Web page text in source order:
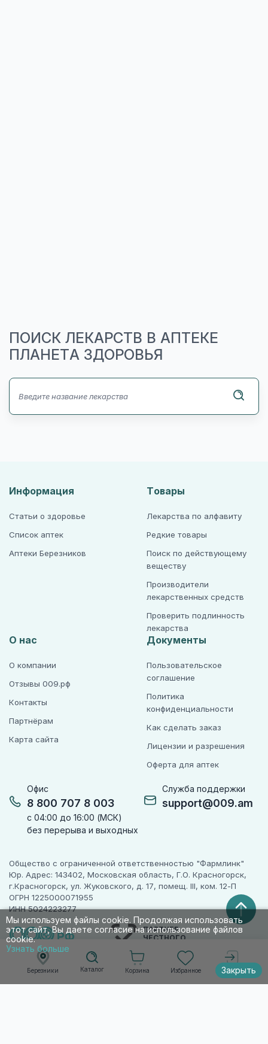
Березники Каталог Корзина Избранное Войти
ПОИСК ЛЕКАРСТВ В АПТЕКЕ
ПЛАНЕТА ЗДОРОВЬЯ
Мы используем файлы cookie. Продолжая использовать
этот сайт, Вы даете согласие на использование файлов
cookie.
Узнать больше
Закрыть
Офис
8 800 707 8 003
с 04:00 до 16:00 (МСК)
без перерыва и выходных
Служба поддержки
support@009.am
Информация
Статьи о здоровье
Список аптек
Аптеки Березников
Товары
Лекарства по алфавиту
Редкие товары
Поиск по действующему
веществу
Производители
лекарственных средств
Проверить подлинность
лекарства
О нас
О компании
Отзывы 009.рф
Контакты
Партнёрам
Карта сайта
Документы
Пользовательское
соглашение
Политика
конфиденциальности
Как сделать заказ
Лицензии и разрешения
Оферта для аптек
Общество с ограниченной ответственностью "Фармлинк"
Юр. Адрес: 143402, Московская область, Г.О. Красногорск,
г.Красногорск, ул. Жуковского, д. 17, помещ. III, ком. 12-П
ОГРН 1225000071955
ИНН 5024223277
ПАРТНЕР
ЧЕСТНОГО